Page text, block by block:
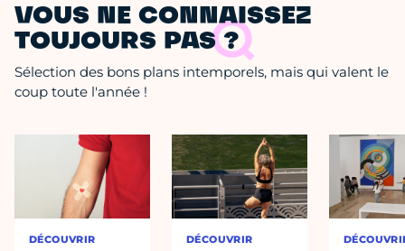
VOUS NE CONNAISSEZ
TOUJOURS PAS ?
Sélection des bons plans intemporels, mais qui valent le
coup toute l'année !
DÉCOUVRIR DÉCOUVRIR